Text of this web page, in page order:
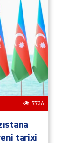
7736
tarixi